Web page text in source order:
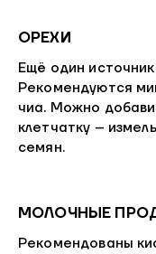
ОРЕХИ
Ещё один
Рекомендуются
чиа. Можно
клетчатку –
семян.
МОЛОЧНЫЕ
Рекомендованы